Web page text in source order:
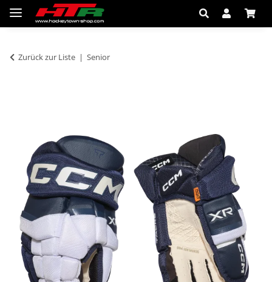
Zurück zur Liste Senior